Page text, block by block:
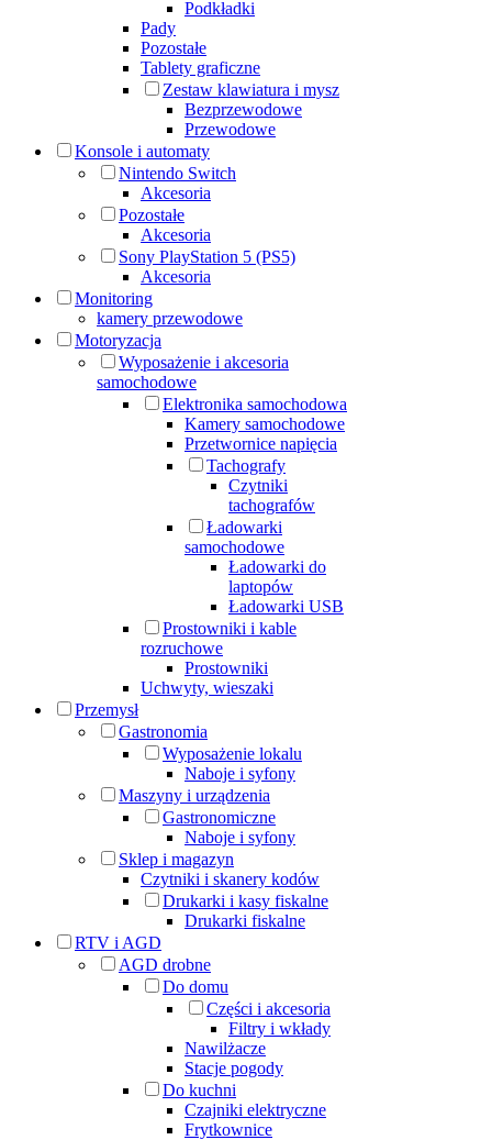
Podkładki
Pady
Pozostałe
Tablety graficzne
Zestaw klawiatura i mysz
Bezprzewodowe
Przewodowe
Konsole i automaty
Nintendo Switch
Akcesoria
Pozostałe
Akcesoria
Sony PlayStation 5 (PS5)
Akcesoria
Monitoring
kamery przewodowe
Motoryzacja
Wyposażenie i akcesoria
samochodowe
Elektronika samochodowa
Kamery samochodowe
Przetwornice napięcia
Tachografy
Czytniki
tachografów
Ładowarki
samochodowe
Ładowarki do
laptopów
Ładowarki USB
Prostowniki i kable
rozruchowe
Prostowniki
Uchwyty, wieszaki
Przemysł
Gastronomia
Wyposażenie lokalu
Naboje i syfony
Maszyny i urządzenia
Gastronomiczne
Naboje i syfony
Sklep i magazyn
Czytniki i skanery kodów
Drukarki i kasy fiskalne
Drukarki fiskalne
RTV i AGD
AGD drobne
Do domu
Części i akcesoria
Filtry i wkłady
Nawilżacze
Stacje pogody
Do kuchni
Czajniki elektryczne
Frytkownice